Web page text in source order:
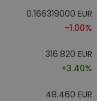
0.166319000 EUR
-1.00%
316.820 EUR
+3.40%
48.460 EUR